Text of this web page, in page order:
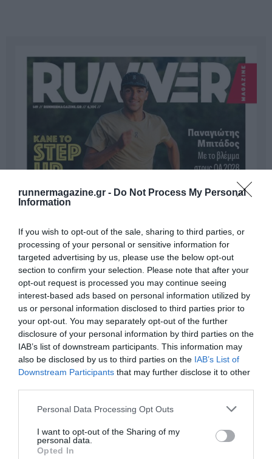
runnermagazine.gr - Do Not Process My Personal
Information
If you wish to opt-out of the sale, sharing to third parties, or
processing of your personal or sensitive information for
targeted advertising by us, please use the below opt-out
section to confirm your selection. Please note that after your
opt-out request is processed you may continue seeing
interest-based ads based on personal information utilized by
us or personal information disclosed to third parties prior to
your opt-out. You may separately opt-out of the further
disclosure of your personal information by third parties on the
IAB’s list of downstream participants. This information may
also be disclosed by us to third parties on the IAB’s List of
Downstream Participants that may further disclose it to other
Personal Data Processing Opt Outs
I want to opt-out of the Sharing of my
personal data.
Opted In
Γίνε Συνδρομητής
Βρες το RUNNER!